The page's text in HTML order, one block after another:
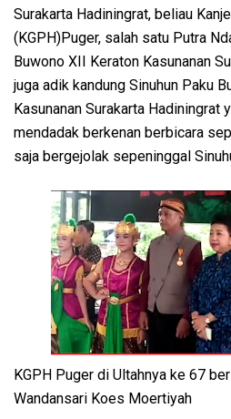
Surakarta Hadiningrat, beliau
(KGPH)Puger, salah satu Putra
Buwono XII Keraton Kasunanan
juga adik kandung Sinuhun Paku
Kasunanan Surakarta Hadiningrat
mendadak berkenan berbicara
saja bergejolak sepeninggal
KGPH Puger di Ultahnya ke 67
Wandansari Koes Moertiyah